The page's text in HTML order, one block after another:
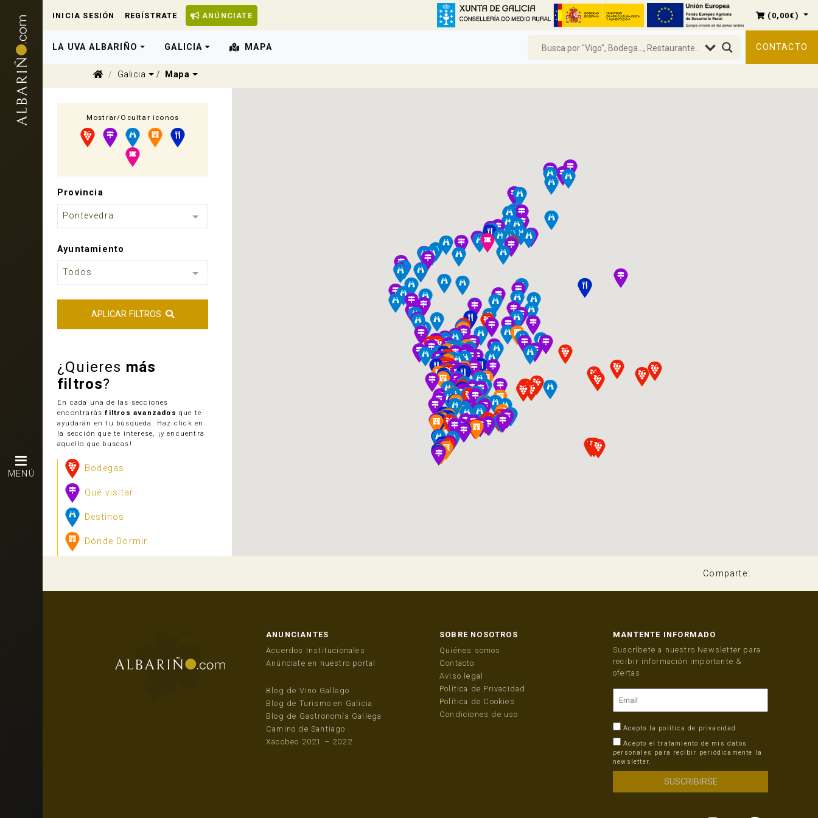
MENÚ
INICIA SESIÓN REGÍSTRATE ANÚNCIATE ( 0,00€ )
LA UVA ALBARIÑO GALICIA MAPA CONTACTO
Galicia Dropdown
Mapa Dropdown
Mostrar/Ocultar iconos
Provincia
Pontevedra
Ayuntamiento
Todos
APLICAR FILTROS
¿Quieres más
filtros?
En cada una de las secciones
encontrarásfiltros avanzados que te
ayudarán en tu búsqueda. Haz click en
la sección que te interese, ¡y encuentra
aquello que buscas!
Bodegas
Qué visitar
Destinos
Dónde Dormir
Actividades
Comparte:
ANUNCIANTES
Acuerdos Institucionales
Anúnciate en nuestro portal
Blog de Vino Gallego
Blog de Turismo en Galicia
Blog de Gastronomía Gallega
Camino de Santiago
Xacobeo 2021 – 2022
SOBRE NOSOTROS
Quiénes somos
Contacto
Aviso legal
Política de Privacidad
Política de Cookies
Condiciones de uso
MANTENTE INFORMADO
Suscríbete a nuestro Newsletter para
recibir información importante &
ofertas
Acepto la política de privacidad
Acepto el tratamiento de mis datos
personales para recibir periódicamente la
newsletter.